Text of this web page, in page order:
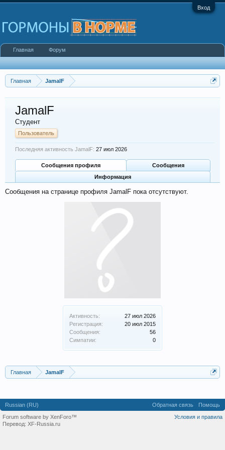
Вход
Главная JamalF
Активность:
27 июл 2026
Регистрация:
20 июл 2015
Сообщения:
56
Симпатии:
0
JamalF
Студент
Пользователь
Последняя активность JamalF: 27 июл 2026
Сообщения профиля
Сообщения
Информация
Сообщения на странице профиля JamalF пока отсутствуют.
Главная JamalF
Главная Форум
Russian (RU) Обратная связь
Помощь
Условия и правила
Forum software by XenForo™
Перевод: XF-Russia.ru